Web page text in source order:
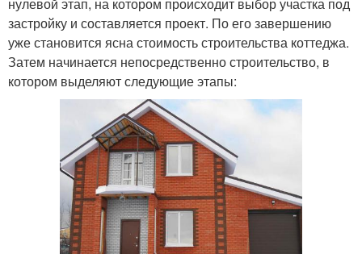
застройку и составляется проект. По его завершению
уже становится ясна стоимость строительства коттеджа.
Затем начинается непосредственно строительство, в
котором выделяют следующие этапы: